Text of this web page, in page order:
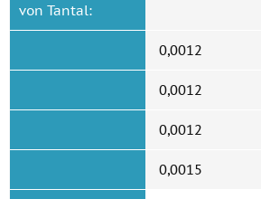
von Tantal:
0,0012
0,0012
0,0012
0,0015